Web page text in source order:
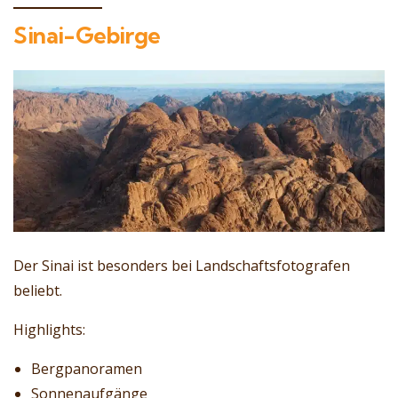
Sinai-Gebirge
Der Sinai ist besonders bei Landschaftsfotografen
beliebt.
Highlights:
Bergpanoramen
Sonnenaufgänge